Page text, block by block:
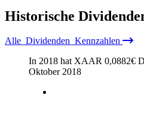
Historische
Alle Dividenden Kennzahlen
In 2018 hat XAAR 0,0882€
Oktober 2018